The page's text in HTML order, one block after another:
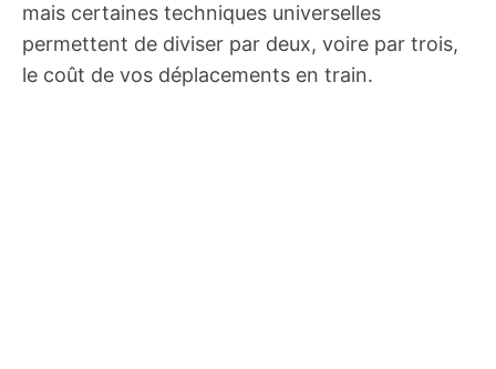
mais certaines techniques universelles
permettent de diviser par deux, voire par trois,
le coût de vos déplacements en train.